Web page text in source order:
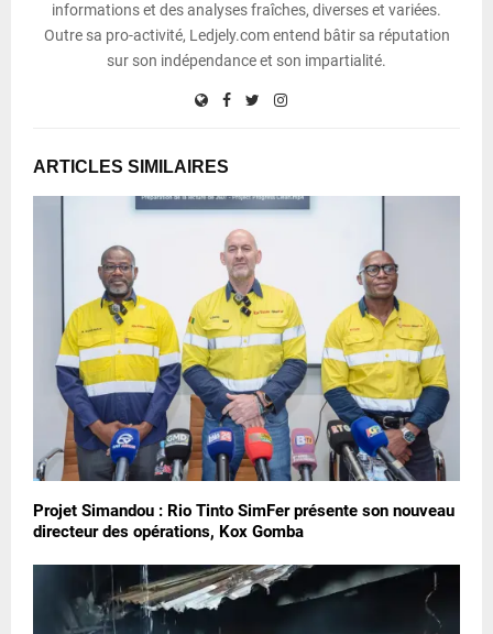
informations et des analyses fraîches, diverses et variées.
Outre sa pro-activité, Ledjely.com entend bâtir sa réputation
sur son indépendance et son impartialité.
ARTICLES SIMILAIRES
Projet Simandou : Rio Tinto SimFer présente son nouveau
directeur des opérations, Kox Gomba